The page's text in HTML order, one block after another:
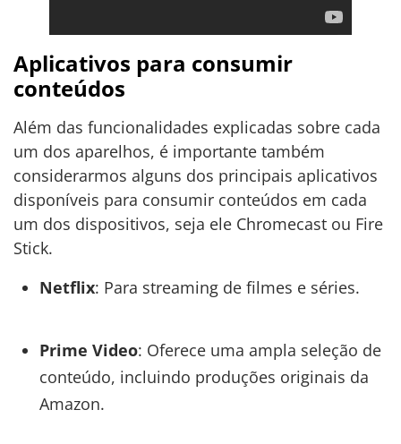
Aplicativos para consumir
conteúdos
Além das funcionalidades explicadas sobre cada
um dos aparelhos, é importante também
considerarmos alguns dos principais aplicativos
disponíveis para consumir conteúdos em cada
um dos dispositivos, seja ele Chromecast ou Fire
Stick.
Netflix: Para streaming de filmes e séries.
Prime Video: Oferece uma ampla seleção de
conteúdo, incluindo produções originais da
Amazon.